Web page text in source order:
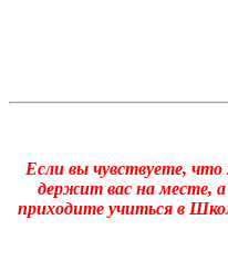
Если вы чувствуете,
держит вас на месте,
приходите учиться в